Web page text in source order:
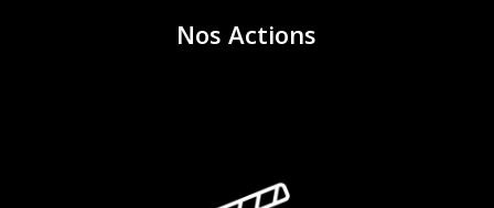
Nos Actions